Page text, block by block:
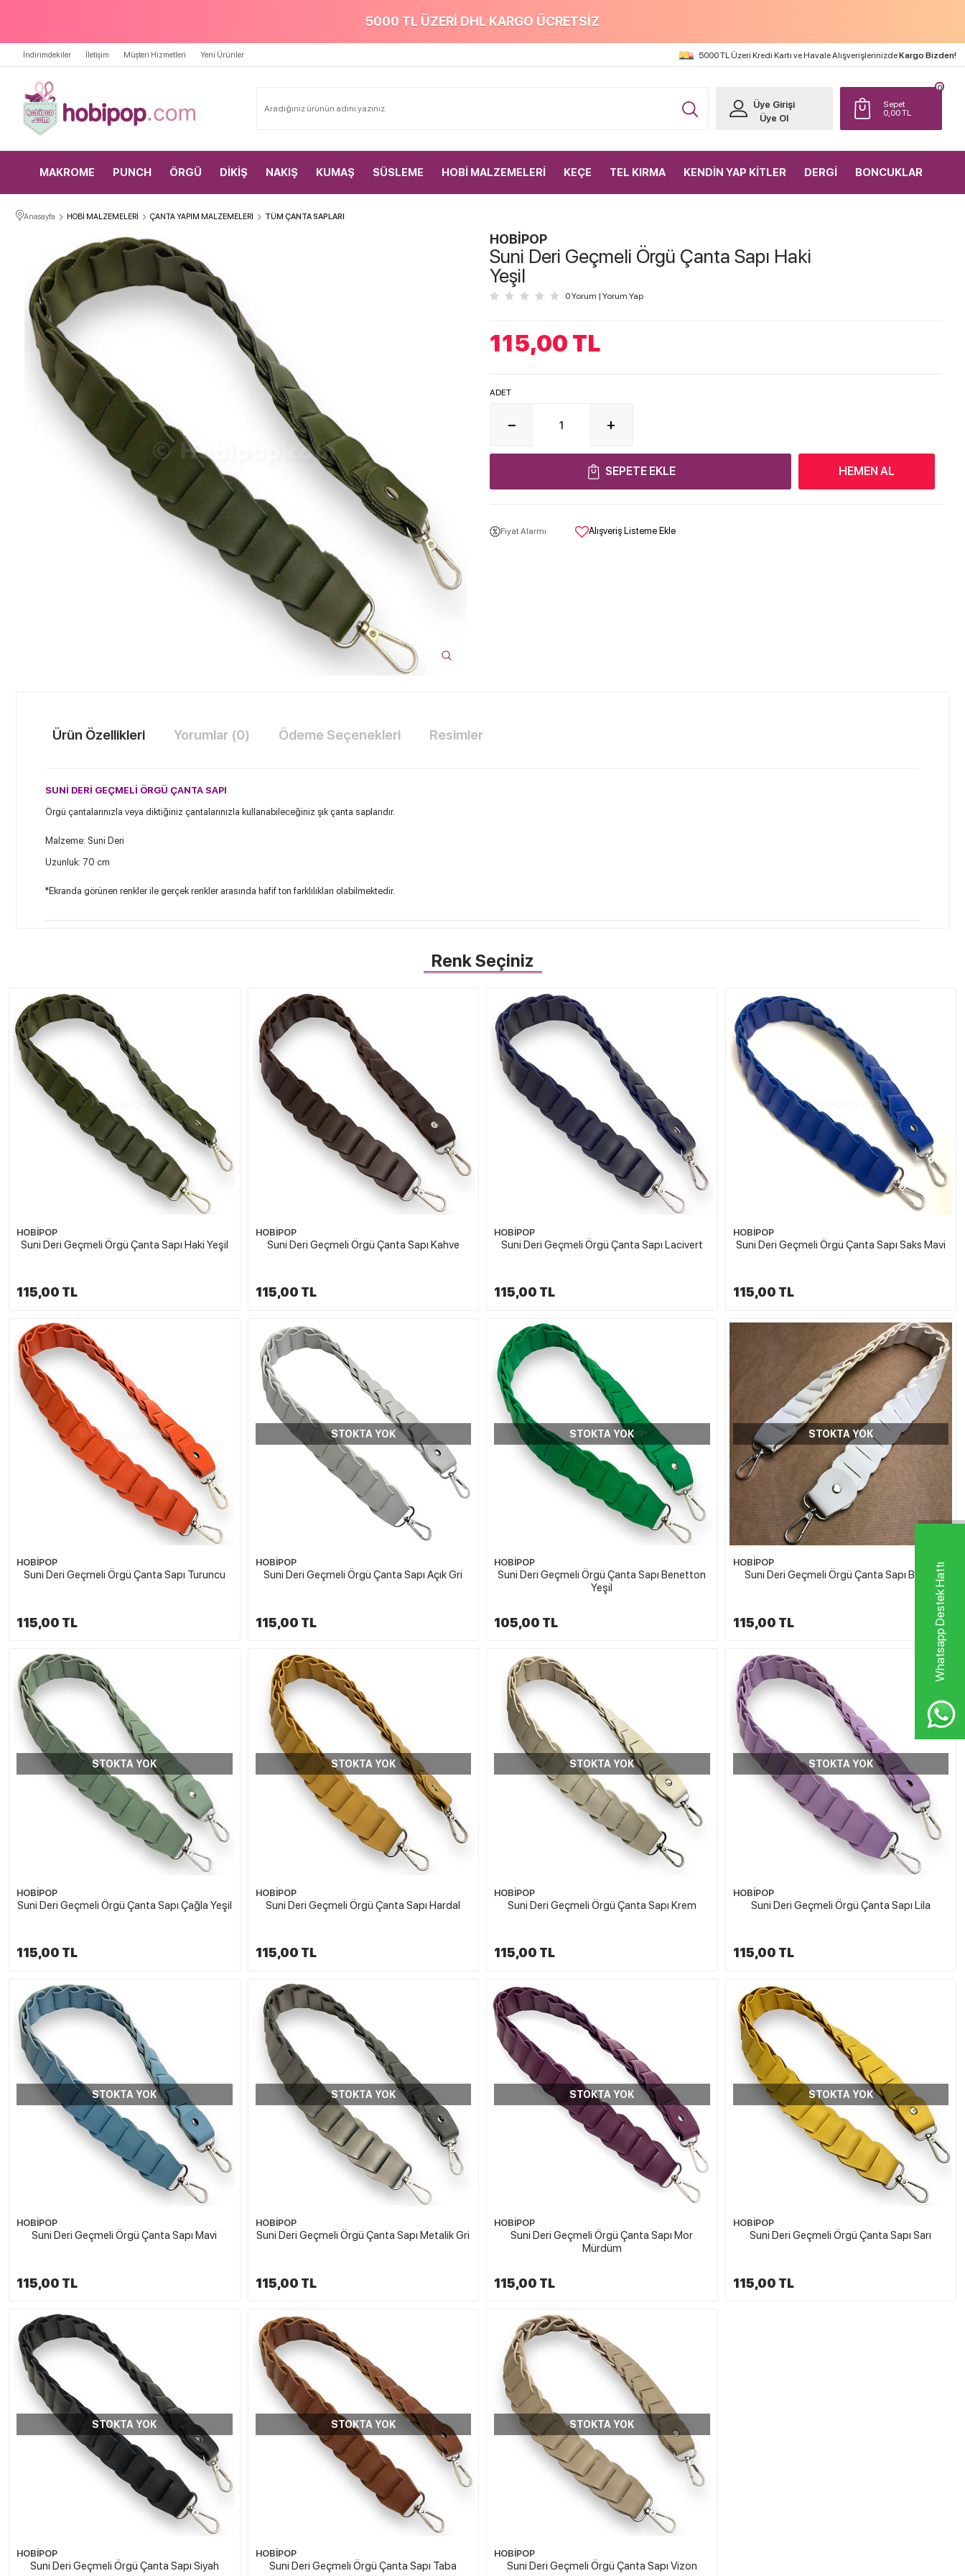
Whatsapp Destek Hattı
5000 TL ÜZERİ DHL KARGO ÜCRETSİZ
İndirimdekiler İletişim Müşteri Hizmetleri Yeni Ürünler 5000 TL Üzeri Kredi Kartı ve Havale AlışverişlerinizdeKargo Bizden!
Sepet
0,00TL
0
Üye Girişi
Üye Ol
MAKROME PUNCH ÖRGÜ DİKİŞ NAKIŞ KUMAŞ SÜSLEME HOBİ MALZEMELERİ KEÇE TEL KIRMA KENDİN YAP KİTLER DERGİ BONCUKLAR
Anasayfa HOBİ MALZEMELERİ ÇANTA YAPIM MALZEMELERİ TÜM ÇANTA SAPLARI
HOBİPOP
Suni Deri Geçmeli Örgü Çanta Sapı Haki
Yeşil
0 Yorum | Yorum Yap
115,00 TL
ADET
SEPETE EKLE HEMEN AL
Fiyat Alarmı Alışveriş Listeme Ekle
Ürün Özellikleri Yorumlar (0) Ödeme Seçenekleri Resimler
SUNİ DERİ GEÇMELİ ÖRGÜ ÇANTA SAPI
Örgü çantalarınızla veya diktiğiniz çantalarınızla kullanabileceğiniz şık çanta saplarıdır.
Malzeme: Suni Deri
Uzunluk: 70 cm
*Ekranda görünen renkler ile gerçek renkler arasında hafif ton farklılıkları olabilmektedir.
Renk Seçiniz
HOBİPOP
Suni Deri Geçmeli Örgü Çanta Sapı Haki Yeşil
115,00 TL
HOBİPOP
Suni Deri Geçmeli Örgü Çanta Sapı Kahve
115,00 TL
HOBİPOP
Suni Deri Geçmeli Örgü Çanta Sapı Lacivert
115,00 TL
HOBİPOP
Suni Deri Geçmeli Örgü Çanta Sapı Saks Mavi
115,00 TL
HOBİPOP
Suni Deri Geçmeli Örgü Çanta Sapı Turuncu
115,00 TL
STOKTA YOK
HOBİPOP
Suni Deri Geçmeli Örgü Çanta Sapı Açık Gri
115,00 TL
STOKTA YOK
HOBİPOP
Suni Deri Geçmeli Örgü Çanta Sapı Benetton
Yeşil
105,00 TL
STOKTA YOK
HOBİPOP
Suni Deri Geçmeli Örgü Çanta Sapı Beyaz
115,00 TL
STOKTA YOK
HOBİPOP
Suni Deri Geçmeli Örgü Çanta Sapı Çağla Yeşil
115,00 TL
STOKTA YOK
HOBİPOP
Suni Deri Geçmeli Örgü Çanta Sapı Hardal
115,00 TL
STOKTA YOK
HOBİPOP
Suni Deri Geçmeli Örgü Çanta Sapı Krem
115,00 TL
STOKTA YOK
HOBİPOP
Suni Deri Geçmeli Örgü Çanta Sapı Lila
115,00 TL
STOKTA YOK
HOBİPOP
Suni Deri Geçmeli Örgü Çanta Sapı Mavi
115,00 TL
STOKTA YOK
HOBİPOP
Suni Deri Geçmeli Örgü Çanta Sapı Metalik Gri
115,00 TL
STOKTA YOK
HOBİPOP
Suni Deri Geçmeli Örgü Çanta Sapı Mor
Mürdüm
115,00 TL
STOKTA YOK
HOBİPOP
Suni Deri Geçmeli Örgü Çanta Sapı Sarı
115,00 TL
STOKTA YOK
HOBİPOP
Suni Deri Geçmeli Örgü Çanta Sapı Siyah
STOKTA YOK
HOBİPOP
Suni Deri Geçmeli Örgü Çanta Sapı Taba
STOKTA YOK
HOBİPOP
Suni Deri Geçmeli Örgü Çanta Sapı Vizon